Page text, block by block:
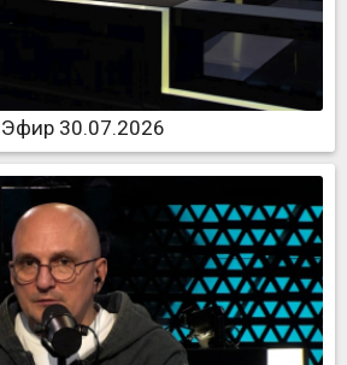
Эфир 30.07.2026